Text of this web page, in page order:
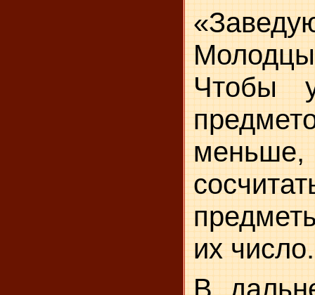
Чтобы
их число.